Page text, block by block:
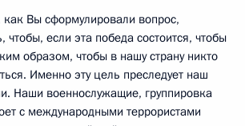
как Вы сформулировали вопрос,
чтобы, если эта победа состоится, чтобы
образом, чтобы в нашу страну никто
Именно эту цель преследует наш
Наши военнослужащие, группировка
с международными террористами